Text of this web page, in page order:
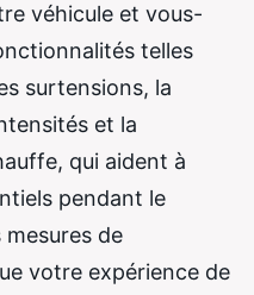
véhicule et vous-
telles
surtensions, la
et la
qui aident à
pendant le
mesures de
votre expérience de